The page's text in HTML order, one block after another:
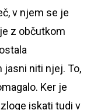
v njem se je
z občutkom
jasni niti njej. To,
Ker je
iskati tudi v